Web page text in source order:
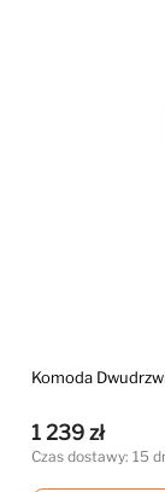
Komoda
1 239 zł
Czas dostawy: 15